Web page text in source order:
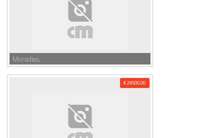
Moradias,
€ 28500,00